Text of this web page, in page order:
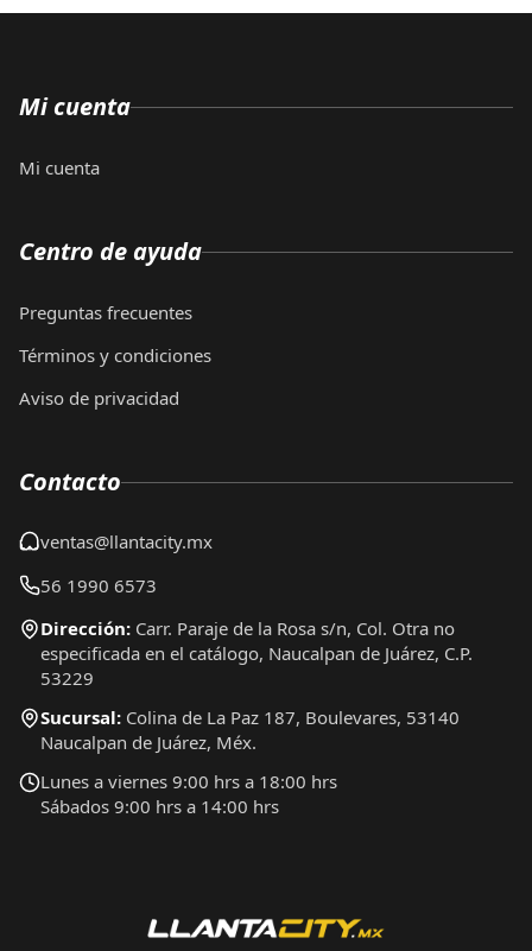
Mi cuenta
Mi cuenta
Centro de ayuda
Preguntas frecuentes
Términos y condiciones
Aviso de privacidad
Contacto
ventas@llantacity.mx
56 1990 6573
Dirección: Carr. Paraje de la Rosa s/n, Col. Otra no
especificada en el catálogo, Naucalpan de Juárez, C.P.
53229
Sucursal: Colina de La Paz 187, Boulevares, 53140
Naucalpan de Juárez, Méx.
Lunes a viernes 9:00 hrs a 18:00 hrs
Sábados 9:00 hrs a 14:00 hrs